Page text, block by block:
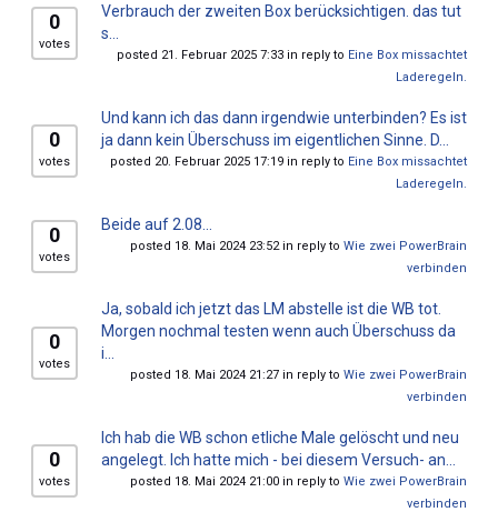
0
votes
Verbrauch der zweiten Box berücksichtigen. das tut
s...
posted 21. Februar 2025 7:33 in reply to Eine Box missachtet
Laderegeln.
0
votes
Und kann ich das dann irgendwie unterbinden? Es ist
ja dann kein Überschuss im eigentlichen Sinne. D...
posted 20. Februar 2025 17:19 in reply to Eine Box missachtet
Laderegeln.
0
votes
Beide auf 2.08...
posted 18. Mai 2024 23:52 in reply to Wie zwei PowerBrain
verbinden
0
votes
Ja, sobald ich jetzt das LM abstelle ist die WB tot.
Morgen nochmal testen wenn auch Überschuss da
i...
posted 18. Mai 2024 21:27 in reply to Wie zwei PowerBrain
verbinden
0
votes
Ich hab die WB schon etliche Male gelöscht und neu
angelegt. Ich hatte mich - bei diesem Versuch- an...
posted 18. Mai 2024 21:00 in reply to Wie zwei PowerBrain
verbinden